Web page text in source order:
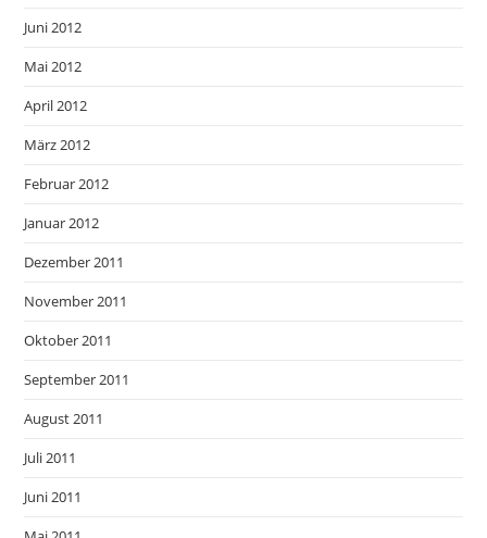
Juni 2012
Mai 2012
April 2012
März 2012
Februar 2012
Januar 2012
Dezember 2011
November 2011
Oktober 2011
September 2011
August 2011
Juli 2011
Juni 2011